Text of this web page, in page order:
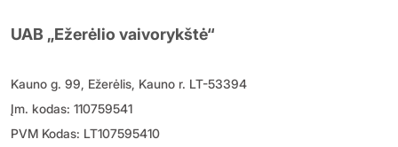
UAB „Ežerėlio vaivorykštė“
Kauno g. 99, Ežerėlis, Kauno r. LT-53394
Įm. kodas: 110759541
PVM Kodas: LT107595410